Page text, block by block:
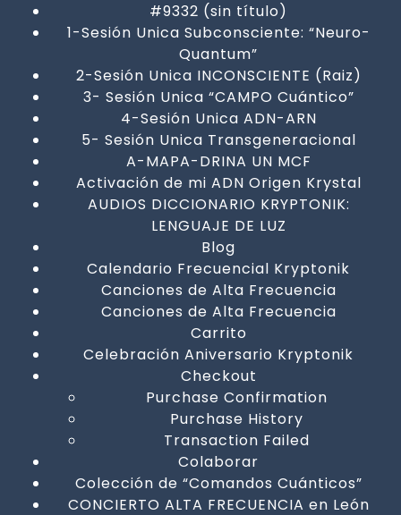
#9332 (sin título)
1-Sesión Unica Subconsciente: “Neuro-
Quantum”
2-Sesión Unica INCONSCIENTE (Raiz)
3- Sesión Unica “CAMPO Cuántico”
4-Sesión Unica ADN-ARN
5- Sesión Unica Transgeneracional
A-MAPA-DRINA UN MCF
Activación de mi ADN Origen Krystal
AUDIOS DICCIONARIO KRYPTONIK:
LENGUAJE DE LUZ
Blog
Calendario Frecuencial Kryptonik
Canciones de Alta Frecuencia
Canciones de Alta Frecuencia
Carrito
Celebración Aniversario Kryptonik
Checkout
Purchase Confirmation
Purchase History
Transaction Failed
Colaborar
Colección de “Comandos Cuánticos”
CONCIERTO ALTA FRECUENCIA en León